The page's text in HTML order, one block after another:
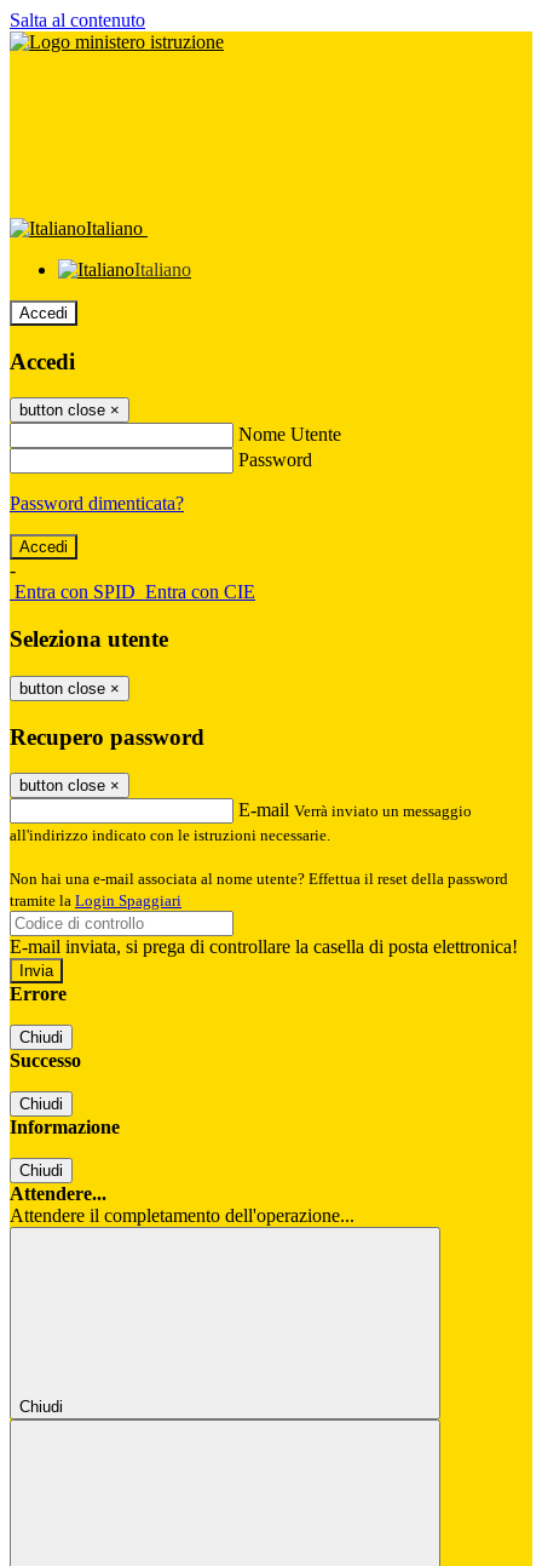
Salta al contenuto
Italiano
Italiano
Accedi
Accedi
button close ×
Nome Utente
Password
Password dimenticata?
-
Entra con SPID Entra con CIE
Seleziona utente
button close ×
Recupero password
button close ×
E-mail Verrà inviato un messaggio
all'indirizzo indicato con le istruzioni necessarie.
Non hai una e-mail associata al nome utente? Effettua il reset della password
tramite la Login Spaggiari
E-mail inviata, si prega di controllare la casella di posta elettronica!
Errore
Chiudi
Successo
Chiudi
Informazione
Chiudi
Attendere...
Attendere il completamento dell'operazione...
Chiudi